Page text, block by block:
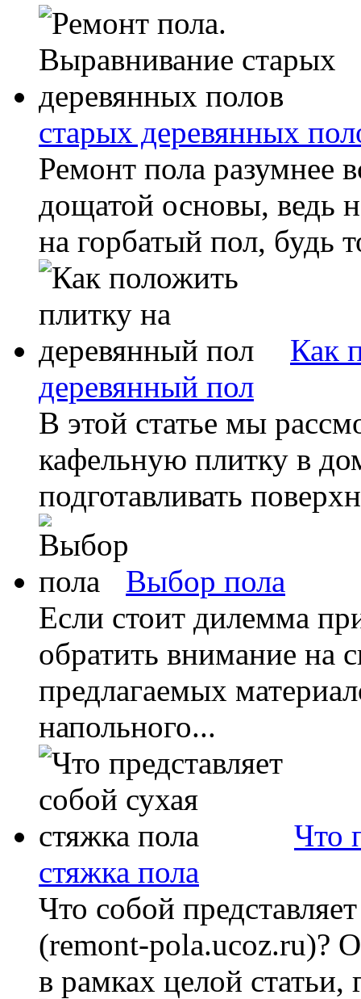
старых деревянных
Ремонт пола разумнее
дощатой основы, ведь
на горбатый пол, будь
Как
деревянный пол
В этой статье мы
кафельную плитку в
подготавливать
Выбор пола
Если стоит дилемма
обратить внимание на
предлагаемых
напольного...
Что
стяжка пола
Что собой
(remont-pola.ucoz.ru)?
в рамках целой